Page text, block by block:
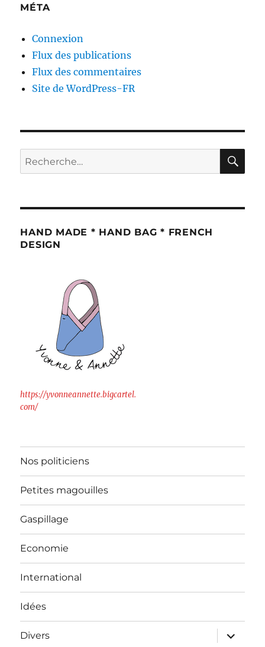
MÉTA
Connexion
Flux des publications
Flux des commentaires
Site de WordPress-FR
Recherche
pour :
HAND MADE * HAND BAG * FRENCH
DESIGN
https://yvonneannette.bigcartel.
com/
Nos politiciens
Petites magouilles
Gaspillage
Economie
International
Idées
Divers
ouvrir
le